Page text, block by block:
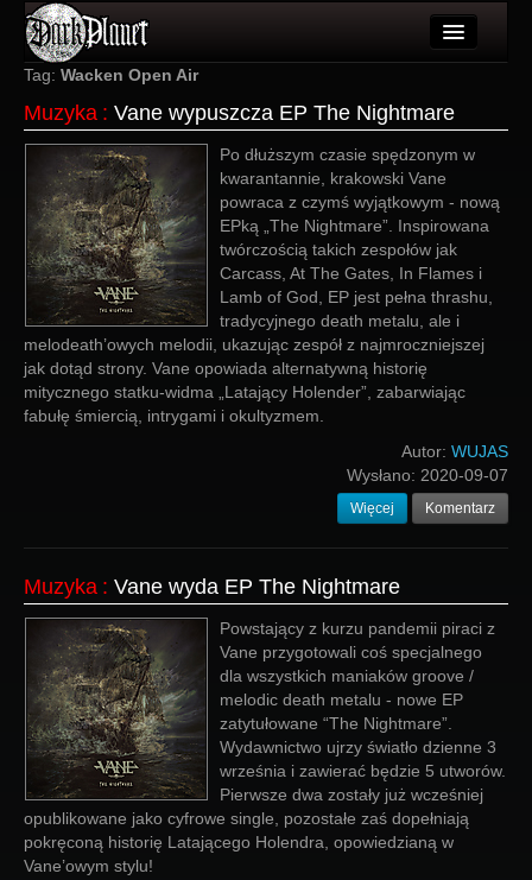
Artykuły
Użytkownicy
Wydarzenia
Galeria
Forum
Więcej
Login
Tag: Wacken Open Air
Muzyka : Vane wypuszcza EP The Nightmare
Po dłuższym czasie spędzonym w
kwarantannie, krakowski Vane
powraca z czymś wyjątkowym - nową
EPką „The Nightmare”. Inspirowana
twórczością takich zespołów jak
Carcass, At The Gates, In Flames i
Lamb of God, EP jest pełna thrashu,
tradycyjnego death metalu, ale i
melodeath’owych melodii, ukazując zespół z najmroczniejszej
jak dotąd strony. Vane opowiada alternatywną historię
mitycznego statku-widma „Latający Holender”, zabarwiając
fabułę śmiercią, intrygami i okultyzmem.
Autor: WUJAS
Wysłano: 2020-09-07
Więcej Komentarz
Muzyka : Vane wyda EP The Nightmare
Powstający z kurzu pandemii piraci z
Vane przygotowali coś specjalnego
dla wszystkich maniaków groove /
melodic death metalu - nowe EP
zatytułowane “The Nightmare”.
Wydawnictwo ujrzy światło dzienne 3
września i zawierać będzie 5 utworów.
Pierwsze dwa zostały już wcześniej
opublikowane jako cyfrowe single, pozostałe zaś dopełniają
pokręconą historię Latającego Holendra, opowiedzianą w
Vane’owym stylu!